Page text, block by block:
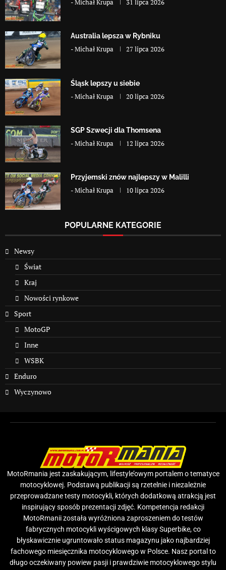
-Michał Krupa 31 lipca 2026
Australia lepsza w Rybniku
-Michał Krupa 27 lipca 2026
Śląsk lepszy u siebie
-Michał Krupa 20 lipca 2026
SGP Szwecji dla Thomsena
-Michał Krupa 12 lipca 2026
Przyjemski znów najlepszy w Malilli
-Michał Krupa 10 lipca 2026
POPULARNE KATEGORIE
Newsy
Świat
Kraj
Nowości rynkowe
Sport
MotoGP
Inne
WSBK
Enduro
Wyczynowo
MotoRmania jest zaskakującym, lifestyle’owym portalem o tematyce
motocyklowej. Podstawą publikacji są rzetelnie i niezależnie
przeprowadzane testy motocykli, których dodatkową atrakcją jest
inspirujący sposób prezentacji zdjęć. Kompetencja redakcji
MotoRmanii została wyróżniona zaproszeniem do testów
fabrycznych motocykli wyścigowych klasy Superbike, co
błyskawicznie ugruntowało status magazynu jako najbardziej
fachowego miesięcznika motocyklowego w Polsce. Nasz portal to
długo oczekiwany powiew pasji i prawdziwie motocyklowego stylu